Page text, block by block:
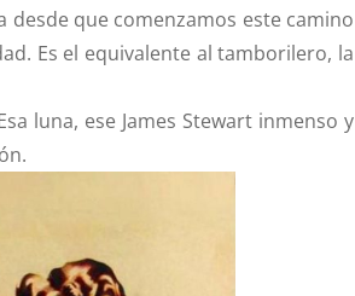
desde que comenzamos este camino
Es el equivalente al tamborilero, la
luna, ese James Stewart inmenso y